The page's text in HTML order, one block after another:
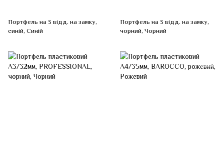
Портфель на 3 відд. на замку,
синій, Синій
Портфель на 3 відд. на замку,
чорний, Чорний